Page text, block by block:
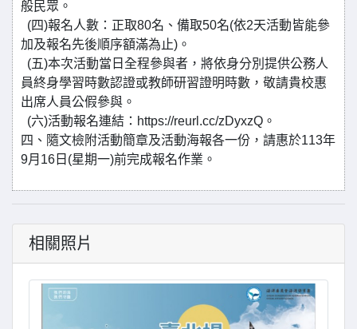
般民眾。
(四)報名人數：正取80名、備取50名(依2天活動皆能參
加及報名先後順序額滿為止)。
(五)本次活動當日全程參與者，將依身分別提供公務人
員終身學習時數認證或教師研習證明時數，敬請貴校惠
出席人員公假參與。
(六)活動報名連結：https://reurl.cc/zDyxzQ。
四、隨文檢附活動簡章及活動海報各一份，請惠於113年
9月16日(星期一)前完成報名作業。
相關照片